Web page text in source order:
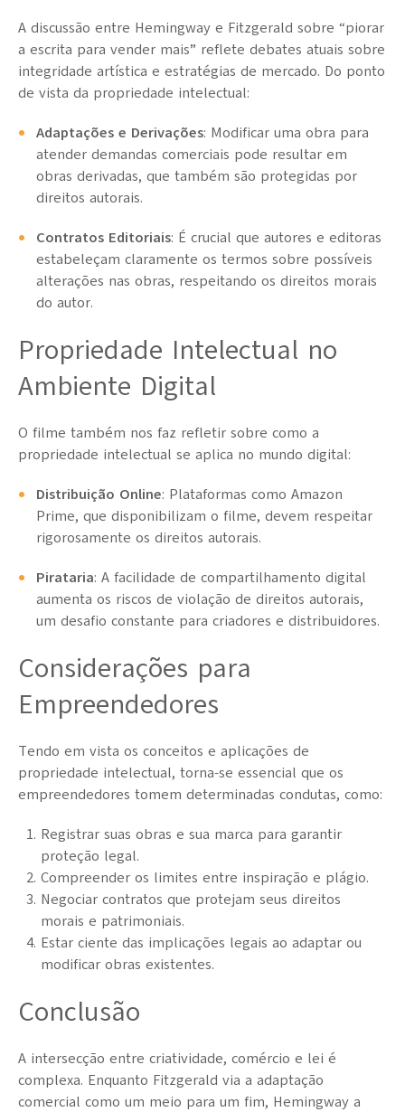
A discussão entre Hemingway e Fitzgerald sobre “piorar
a escrita para vender mais” reflete debates atuais sobre
integridade artística e estratégias de mercado. Do ponto
de vista da propriedade intelectual:
Adaptações e Derivações: Modificar uma obra para
atender demandas comerciais pode resultar em
obras derivadas, que também são protegidas por
direitos autorais.
Contratos Editoriais: É crucial que autores e editoras
estabeleçam claramente os termos sobre possíveis
alterações nas obras, respeitando os direitos morais
do autor.
Propriedade Intelectual no
Ambiente Digital
O filme também nos faz refletir sobre como a
propriedade intelectual se aplica no mundo digital:
Distribuição Online: Plataformas como Amazon
Prime, que disponibilizam o filme, devem respeitar
rigorosamente os direitos autorais.
Pirataria: A facilidade de compartilhamento digital
aumenta os riscos de violação de direitos autorais,
um desafio constante para criadores e distribuidores.
Considerações para
Empreendedores
Tendo em vista os conceitos e aplicações de
propriedade intelectual, torna-se essencial que os
empreendedores tomem determinadas condutas, como:
Registrar suas obras e sua marca para garantir
proteção legal.
Compreender os limites entre inspiração e plágio.
Negociar contratos que protejam seus direitos
morais e patrimoniais.
Estar ciente das implicações legais ao adaptar ou
modificar obras existentes.
Conclusão
A intersecção entre criatividade, comércio e lei é
complexa. Enquanto Fitzgerald via a adaptação
comercial como um meio para um fim, Hemingway a